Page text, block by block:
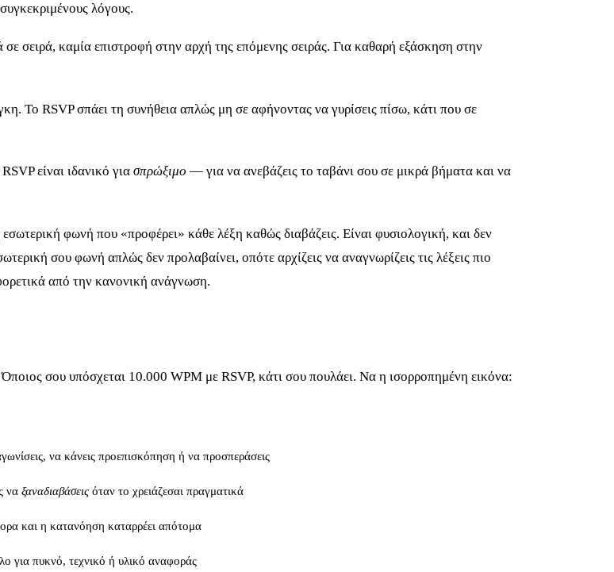
λόγους.
σειρά, καμία επιστροφή στην αρχή της επόμενης σειράς. Για καθαρή εξάσκηση στην
Το RSVP σπάει τη συνήθεια απλώς μη σε αφήνοντας να γυρίσεις πίσω, κάτι που σε
είναι ιδανικό για σπρώξιμο — για να ανεβάζεις το ταβάνι σου σε μικρά βήματα και να
εσωτερική φωνή που «προφέρει» κάθε λέξη καθώς διαβάζεις. Είναι φυσιολογική, και δεν
σου φωνή απλώς δεν προλαβαίνει, οπότε αρχίζεις να αναγνωρίζεις τις λέξεις πιο
από την κανονική ανάγνωση.
Όποιος σου υπόσχεται 10.000 WPM με RSVP, κάτι σου πουλάει. Να η ισορροπημένη εικόνα:
να κάνεις προεπισκόπηση ή να προσπεράσεις
να ξαναδιαβάσειςόταν το χρειάζεσαι πραγματικά
και η κατανόηση καταρρέει απότομα
για πυκνό, τεχνικό ή υλικό αναφοράς